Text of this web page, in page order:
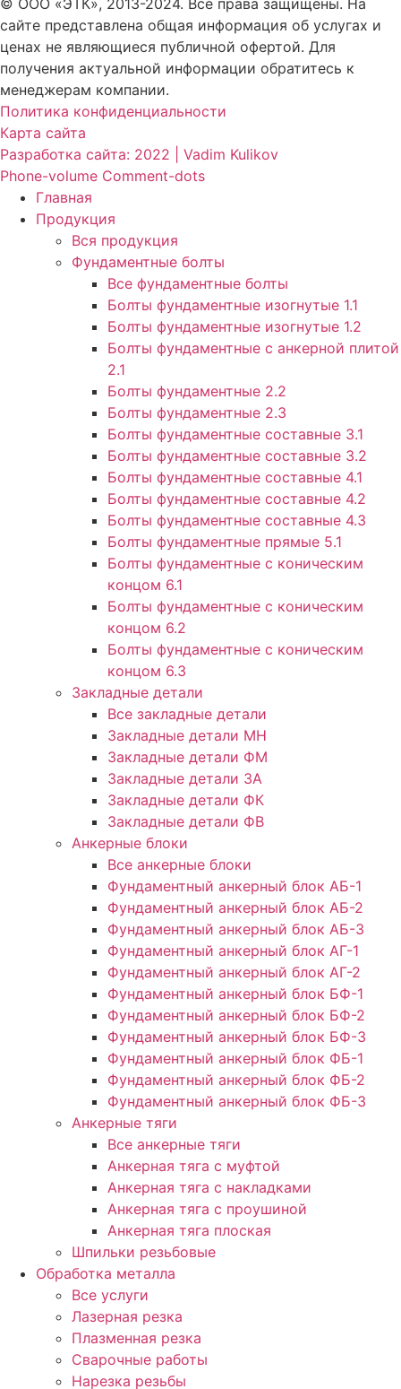
© ООО «ЭТК», 2013-2024. Все права защищены. На
сайте представлена общая информация об услугах и
ценах не являющиеся публичной офертой. Для
получения актуальной информации обратитесь к
менеджерам компании.
Политика конфиденциальности
Карта сайта
Разработка сайта: 2022 | Vadim Kulikov
Phone-volume Comment-dots
Главная
Продукция
Вся продукция
Фундаментные болты
Все фундаментные болты
Болты фундаментные изогнутые 1.1
Болты фундаментные изогнутые 1.2
Болты фундаментные с анкерной плитой
2.1
Болты фундаментные 2.2
Болты фундаментные 2.3
Болты фундаментные составные 3.1
Болты фундаментные составные 3.2
Болты фундаментные составные 4.1
Болты фундаментные составные 4.2
Болты фундаментные составные 4.3
Болты фундаментные прямые 5.1
Болты фундаментные с коническим
концом 6.1
Болты фундаментные с коническим
концом 6.2
Болты фундаментные с коническим
концом 6.3
Закладные детали
Все закладные детали
Закладные детали МН
Закладные детали ФМ
Закладные детали ЗА
Закладные детали ФК
Закладные детали ФВ
Анкерные блоки
Все анкерные блоки
Фундаментный анкерный блок АБ-1
Фундаментный анкерный блок АБ-2
Фундаментный анкерный блок АБ-3
Фундаментный анкерный блок АГ-1
Фундаментный анкерный блок АГ-2
Фундаментный анкерный блок БФ-1
Фундаментный анкерный блок БФ-2
Фундаментный анкерный блок БФ-3
Фундаментный анкерный блок ФБ-1
Фундаментный анкерный блок ФБ-2
Фундаментный анкерный блок ФБ-3
Анкерные тяги
Все анкерные тяги
Анкерная тяга с муфтой
Анкерная тяга с накладками
Анкерная тяга с проушиной
Анкерная тяга плоская
Шпильки резьбовые
Обработка металла
Все услуги
Лазерная резка
Плазменная резка
Сварочные работы
Нарезка резьбы